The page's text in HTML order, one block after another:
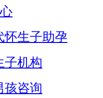
怀生子助孕
子机构
孩咨询